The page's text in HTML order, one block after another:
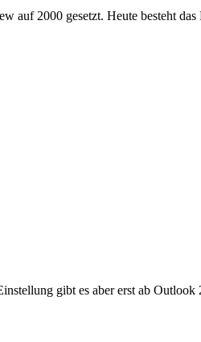
auf 2000 gesetzt. Heute besteht
gibt es aber erst ab